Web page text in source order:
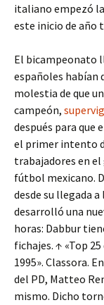
italiano empezó
este inicio de año
El bicampeonato
españoles habían
molestia de que
campeón,
después para que
el primer intento
trabajadores en
fútbol mexicano.
desde su llegada
desarrolló una
horas: Dabbur
fichajes. ↑ «Top
1995». Classora.
del PD, Matteo
mismo. Dicho